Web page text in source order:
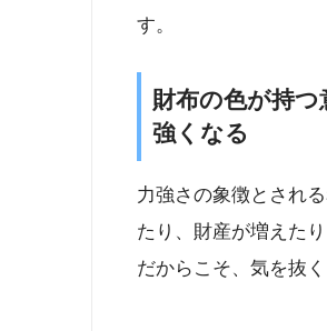
す。
財布の色が持
強くなる
力強さの象徴とされる
たり、財産が増えた
だからこそ、気を抜く